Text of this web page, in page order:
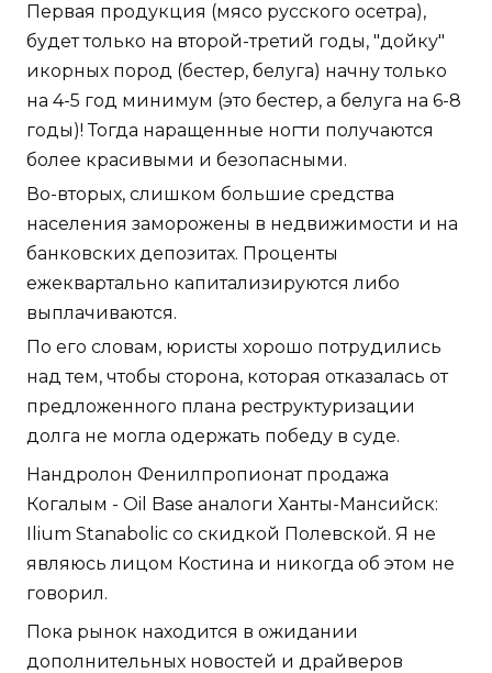
Первая продукция (мясо русского осетра),
будет только на второй-третий годы, "дойку"
икорных пород (бестер, белуга) начну только
на 4-5 год минимум (это бестер, а белуга на 6-8
годы)! Тогда наращенные ногти получаются
более красивыми и безопасными.
Во-вторых, слишком большие средства
населения заморожены в недвижимости и на
банковских депозитах. Проценты
ежеквартально капитализируются либо
выплачиваются.
По его словам, юристы хорошо потрудились
над тем, чтобы сторона, которая отказалась от
предложенного плана реструктуризации
долга не могла одержать победу в суде.
Нандролон Фенилпропионат продажа
Когалым - Oil Base аналоги Ханты-Мансийск:
Ilium Stanabolic со скидкой Полевской. Я не
являюсь лицом Костина и никогда об этом не
говорил.
Пока рынок находится в ожидании
дополнительных новостей и драйверов